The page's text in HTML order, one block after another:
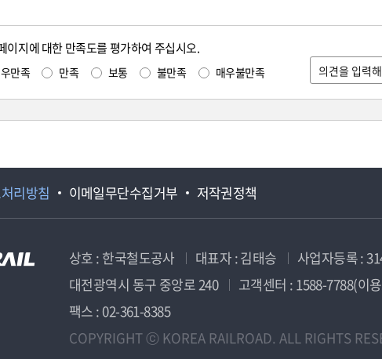
이지에 대한 만족도를 평가하여 주십시오.
만족 만족 보통 불만족 매우불만족
리방침 이메일무단수집거부 저작권정책
상호 : 한국철도공사 대표자 : 김태승 사업자등록 :
대전광역시 동구 중앙로 240
고객센터 : 1588-7788(이
팩스 : 02-361-8385
COPYRIGHT ⓒ KOREA RAILROAD. ALL RIGHTS